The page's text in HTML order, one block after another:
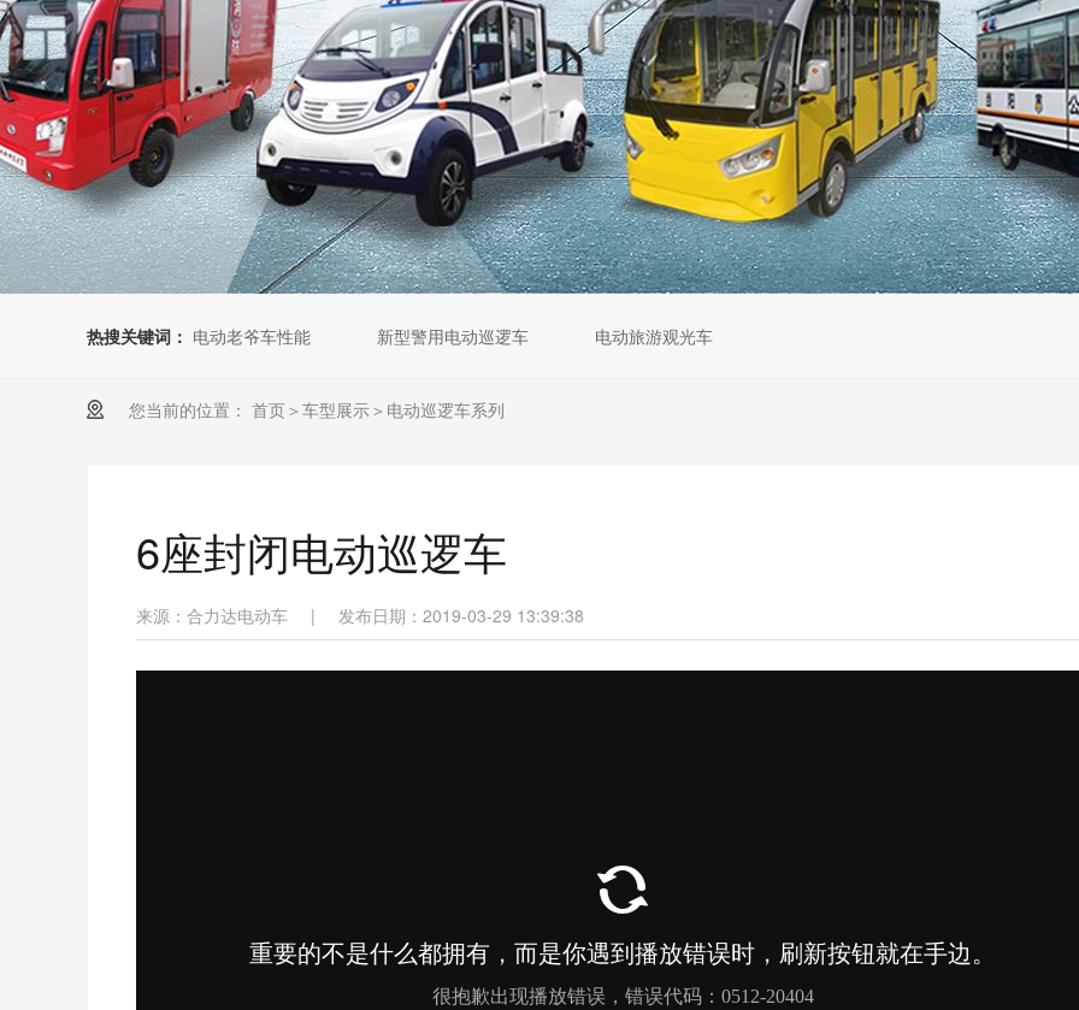
热搜关键词： 电动老爷车性能 新型警用电动巡逻车 电动旅游观光车
您当前的位置： 首页＞ 车型展示＞ 电动巡逻车系列
6座封闭电动巡逻车
来源：合力达电动车 | 发布日期：2019-03-29 13:39:38